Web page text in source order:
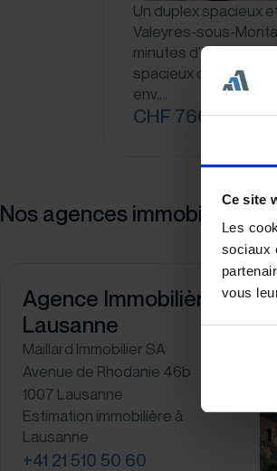
Ce site
Les
sociaux
vous
Un duplex spacieux
Valeyres-sous-
minutes d’Yverdon-
spacieux duplex de
env.…
CHF 760'000
Nos agences immobilières
Agence Immobilière à
Lausanne
Maillard Immobilier SA
Avenue de Rhodanie 46b
1007 Lausanne
Estimation immobilière à
Lausanne
+41 21 510 50 60